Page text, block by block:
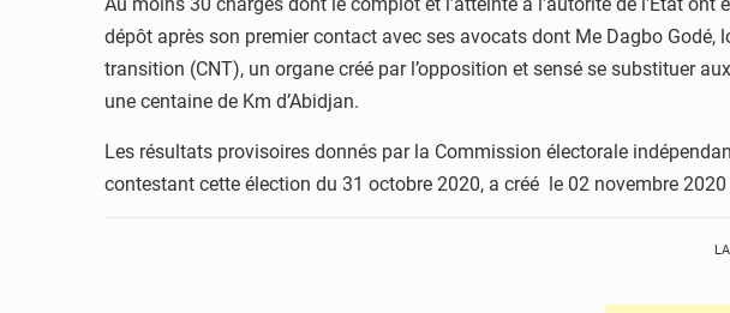
dépôt après son premier contact avec ses avocats dont Me Dagbo
transition (CNT), un organe créé par l’opposition et sensé se substituer
une centaine de Km d’Abidjan.
Les résultats provisoires donnés par la Commission électorale
contestant cette élection du 31 octobre 2020, a créé le 02 novembre